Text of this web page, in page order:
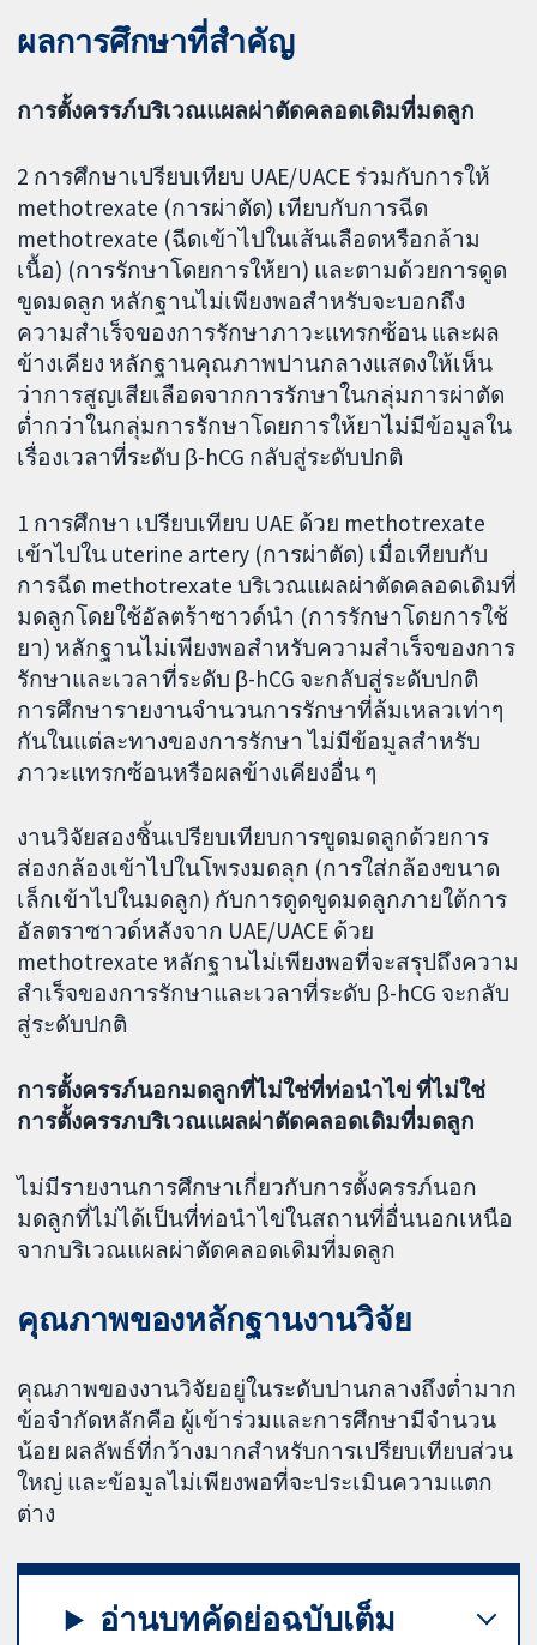
ผลการศึกษาที่สำคัญ
การตั้งครรภ์บริเวณแผลผ่าตัดคลอดเดิมที่มดลูก
2 การศึกษาเปรียบเทียบ UAE/UACE ร่วมกับการให้
methotrexate (การผ่าตัด) เทียบกับการฉีด
methotrexate (ฉีดเข้าไปในเส้นเลือดหรือกล้าม
เนื้อ) (การรักษาโดยการให้ยา) และตามด้วยการดูด
ขูดมดลูก หลักฐานไม่เพียงพอสำหรับจะบอกถึง
ความสำเร็จของการรักษาภาวะแทรกซ้อน และผล
ข้างเคียง หลักฐานคุณภาพปานกลางแสดงให้เห็น
ว่าการสูญเสียเลือดจากการรักษาในกลุ่มการผ่าตัด
ต่ำกว่าในกลุ่มการรักษาโดยการให้ยาไม่มีข้อมูลใน
เรื่องเวลาที่ระดับ β-hCG กลับสู่ระดับปกติ
1 การศึกษา เปรียบเทียบ UAE ด้วย methotrexate
เข้าไปใน uterine artery (การผ่าตัด) เมื่อเทียบกับ
การฉีด methotrexate บริเวณแผลผ่าตัดคลอดเดิมที่
มดลูกโดยใช้อัลตร้าซาวด์นำ (การรักษาโดยการใช้
ยา) หลักฐานไม่เพียงพอสำหรับความสำเร็จของการ
รักษาและเวลาที่ระดับ β-hCG จะกลับสู่ระดับปกติ
การศึกษารายงานจำนวนการรักษาที่ล้มเหลวเท่าๆ
กันในแต่ละทางของการรักษา ไม่มีข้อมูลสำหรับ
ภาวะแทรกซ้อนหรือผลข้างเคียงอื่น ๆ
งานวิจัยสองชิ้นเปรียบเทียบการขูดมดลูกด้วยการ
ส่องกล้องเข้าไปในโพรงมดลุก (การใส่กล้องขนาด
เล็กเข้าไปในมดลูก) กับการดูดขูดมดลูกภายใต้การ
อัลตราซาวด์หลังจาก UAE/UACE ด้วย
methotrexate หลักฐานไม่เพียงพอที่จะสรุปถึงความ
สำเร็จของการรักษาและเวลาที่ระดับ β-hCG จะกลับ
สู่ระดับปกติ
การตั้งครรภ์นอกมดลูกที่ไม่ใช่ที่ท่อนำไข่ ที่ไม่ใช่
การตั้งครรภบริเวณแผลผ่าตัดคลอดเดิมที่มดลูก
ไม่มีรายงานการศึกษาเกี่ยวกับการตั้งครรภ์นอก
มดลูกที่ไม่ได้เป็นที่ท่อนำไข่ในสถานที่อื่นนอกเหนือ
จากบริเวณแผลผ่าตัดคลอดเดิมที่มดลูก
คุณภาพของหลักฐานงานวิจัย
คุณภาพของงานวิจัยอยู่ในระดับปานกลางถึงต่ำมาก
ข้อจำกัดหลักคือ ผู้เข้าร่วมและการศึกษามีจำนวน
น้อย ผลลัพธ์ที่กว้างมากสำหรับการเปรียบเทียบส่วน
ใหญ่ และข้อมูลไม่เพียงพอที่จะประเมินความแตก
ต่าง
อ่านบทคัดย่อฉบับเต็ม